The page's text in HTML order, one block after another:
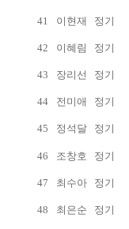
41 이현재 정기
42 이혜림 정기
43 장리선 정기
44 전미애 정기
45 정석달 정기
46 조창호 정기
47 최수아 정기
48 최은순 정기